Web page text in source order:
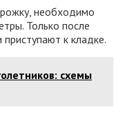
необходимо
Только после
к кладке.
схемы